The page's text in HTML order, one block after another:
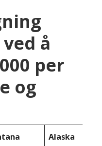
å
per
og
Alaska